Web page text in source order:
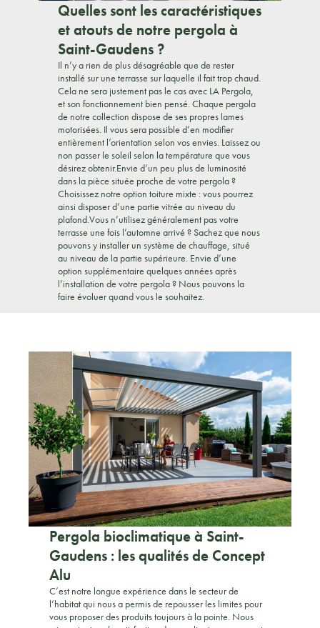
Quelles sont les caractéristiques
et atouts de notre pergola à
Saint-Gaudens ?
Il n’y a rien de plus désagréable que de rester
installé sur une terrasse sur laquelle il fait trop chaud.
Cela ne sera justement pas le cas avec LA Pergola,
et son fonctionnement bien pensé. Chaque pergola
de notre collection dispose de ses propres lames
motorisées. Il vous sera possible d’en modifier
entièrement l’orientation selon vos envies. Laissez ou
non passer le soleil selon la température que vous
désirez obtenir.Envie d’un peu plus de luminosité
dans la pièce située proche de votre pergola ?
Choisissez notre option toiture mixte : vous pourrez
ainsi disposer d’une partie vitrée au niveau du
plafond.Vous n’utilisez généralement pas votre
terrasse une fois l’automne arrivé ? Sachez que nous
pouvons y installer un système de chauffage, situé
au niveau de la partie supérieure. Envie d’une
option supplémentaire quelques années après
l’installation de votre pergola ? Nous pouvons la
faire évoluer quand vous le souhaitez.
Pergola bioclimatique à Saint-
Gaudens : les qualités de Concept
Alu
C’est notre longue expérience dans le secteur de
l’habitat qui nous a permis de repousser les limites pour
vous proposer des produits toujours à la pointe. Nous